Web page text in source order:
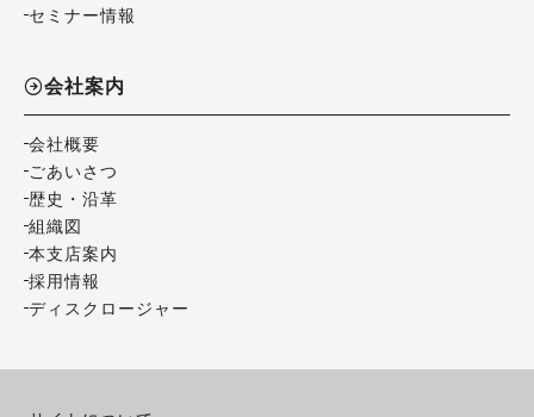
セミナー情報
会社案内
会社概要
ごあいさつ
歴史・沿革
組織図
本支店案内
採用情報
ディスクロージャー